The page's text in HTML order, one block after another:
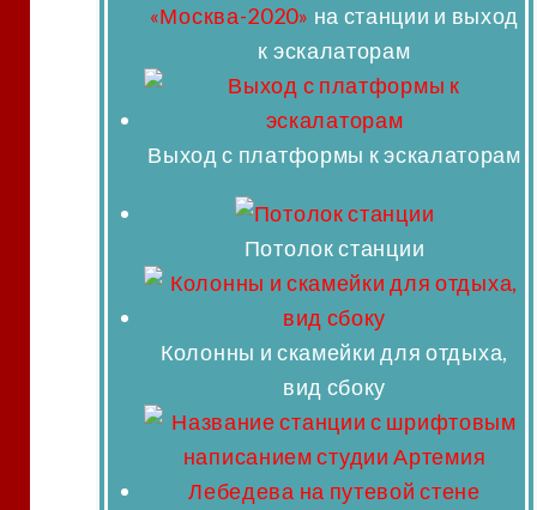
«Москва-2020» на станции и выход
к эскалаторам
Выход с платформы к эскалаторам
Потолок станции
Колонны и скамейки для отдыха,
вид сбоку